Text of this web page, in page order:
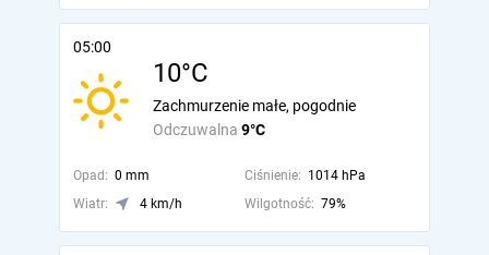
05:00
10°C
Odczuwalna 9°C
Zachmurzenie małe, pogodnie
Opad: 0 mm Ciśnienie: 1014 hPa
Wiatr:
4 km/h Wilgotność: 79%